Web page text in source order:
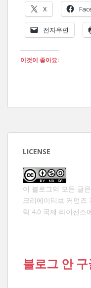
X
전자우편
이것이 좋아요:
LICENSE
이 블로그의 모든 글
크리에이티브 커먼즈
락 4.0 국제 라이선스
블로그 안